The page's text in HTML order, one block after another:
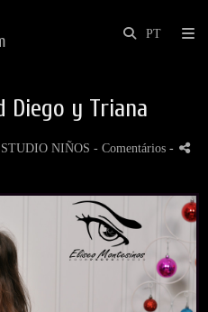
Diego y Triana
NIÑOS - Comentários -